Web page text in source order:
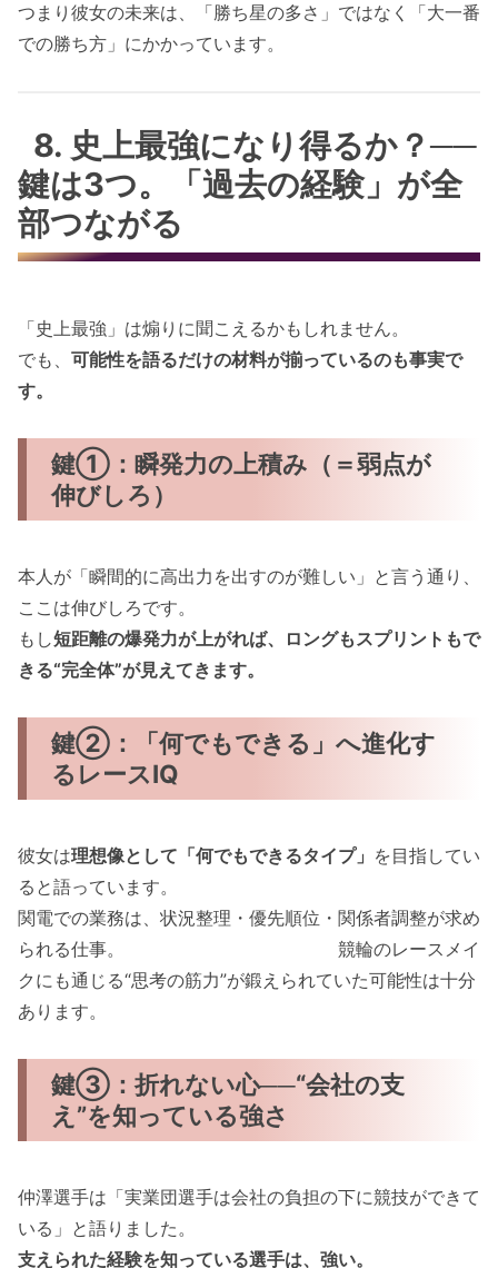
つまり彼女の未来は、「勝ち星の多さ」ではなく「大一番
での勝ち方」にかかっています。
8. 史上最強になり得るか？──
鍵は3つ。「過去の経験」が全
部つながる
「史上最強」は煽りに聞こえるかもしれません。
でも、 可能性を語るだけの材料が揃っているのも事実で
す。
鍵①：瞬発力の上積み（＝弱点が
伸びしろ）
本人が「瞬間的に高出力を出すのが難しい」と言う通り、
ここは伸びしろです。
もし短距離の爆発力が上がれば、ロングもスプリントもで
きる“完全体”が見えてきます。
鍵②：「何でもできる」へ進化す
るレースIQ
彼女は理想像として「何でもできるタイプ」 を目指してい
ると語っています。
関電での業務は、状況整理・優先順位・関係者調整が求め
られる仕事。 競輪のレースメイ
クにも通じる“思考の筋力”が鍛えられていた可能性は十分
あります。
鍵③：折れない心──“会社の支
え”を知っている強さ
仲澤選手は「実業団選手は会社の負担の下に競技ができて
いる」と語りました。
支えられた経験を知っている選手は、強い。